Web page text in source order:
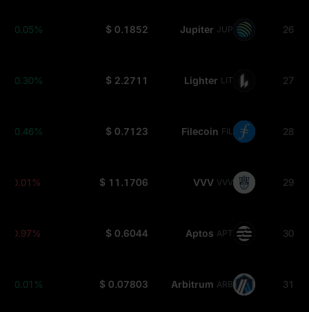
26
Jupiter JUP
$ 0.1852
+0.05%
27
Lighter LIT
$ 2.2711
+0.30%
28
Filecoin FIL
$ 0.7123
+0.46%
29
VVV VVV
$ 11.1706
-0.01%
30
Aptos APT
$ 0.6044
-0.97%
31
Arbitrum ARB
$ 0.07803
+0.01%